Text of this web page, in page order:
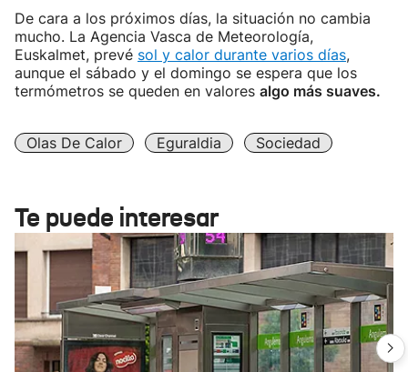
De cara a los próximos días, la situación no cambia
mucho. La Agencia Vasca de Meteorología,
Euskalmet, prevé sol y calor durante varios días,
aunque el sábado y el domingo se espera que los
termómetros se queden en valores algo más suaves.
Olas De Calor Eguraldia Sociedad
Te puede interesar